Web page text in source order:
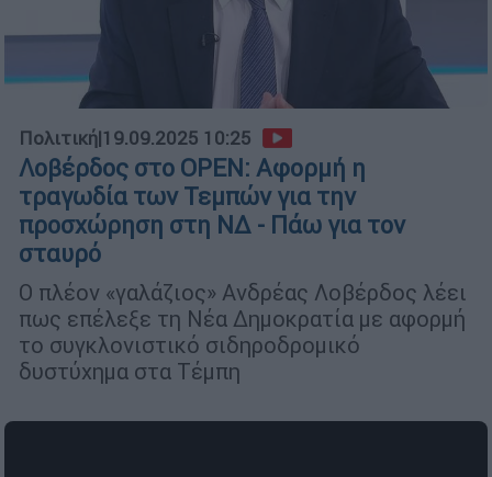
Πολιτική|19.09.2025 10:25
Λοβέρδος στο OPEN: Αφορμή η
τραγωδία των Τεμπών για την
προσχώρηση στη ΝΔ - Πάω για τον
σταυρό
Ο πλέον «γαλάζιος» Ανδρέας Λοβέρδος λέει
πως επέλεξε τη Νέα Δημοκρατία με αφορμή
το συγκλονιστικό σιδηροδρομικό
δυστύχημα στα Τέμπη